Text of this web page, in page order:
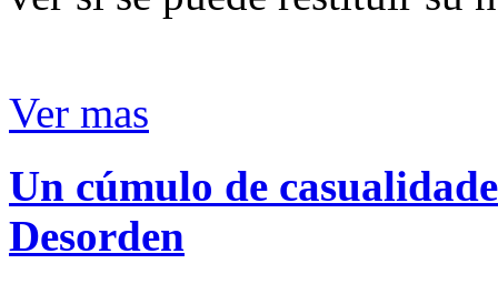
Ver mas
Un cúmulo de
Desorden